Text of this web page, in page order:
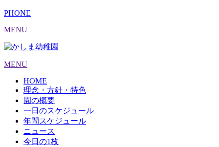
PHONE
MENU
MENU
HOME
理念・方針・特色
園の概要
一日のスケジュール
年間スケジュール
ニュース
今日の1枚